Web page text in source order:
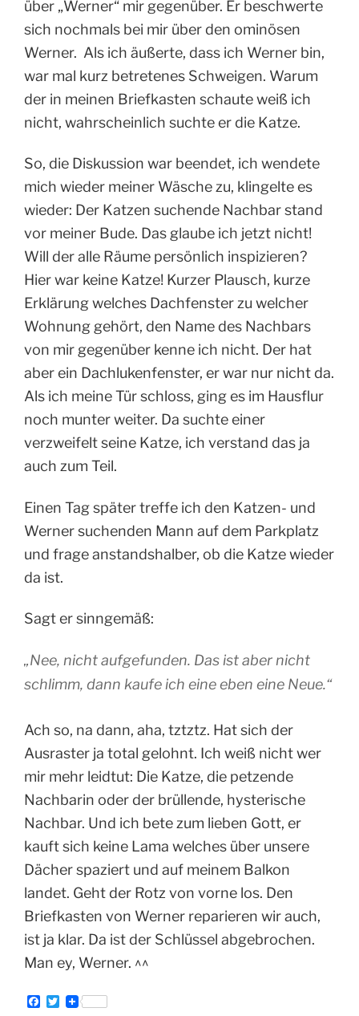
über „Werner“ mir gegenüber. Er beschwerte
sich nochmals bei mir über den ominösen
Werner. Als ich äußerte, dass ich Werner bin,
war mal kurz betretenes Schweigen. Warum
der in meinen Briefkasten schaute weiß ich
nicht, wahrscheinlich suchte er die Katze.
So, die Diskussion war beendet, ich wendete
mich wieder meiner Wäsche zu, klingelte es
wieder: Der Katzen suchende Nachbar stand
vor meiner Bude. Das glaube ich jetzt nicht!
Will der alle Räume persönlich inspizieren?
Hier war keine Katze! Kurzer Plausch, kurze
Erklärung welches Dachfenster zu welcher
Wohnung gehört, den Name des Nachbars
von mir gegenüber kenne ich nicht. Der hat
aber ein Dachlukenfenster, er war nur nicht da.
Als ich meine Tür schloss, ging es im Hausflur
noch munter weiter. Da suchte einer
verzweifelt seine Katze, ich verstand das ja
auch zum Teil.
Einen Tag später treffe ich den Katzen- und
Werner suchenden Mann auf dem Parkplatz
und frage anstandshalber, ob die Katze wieder
da ist.
Sagt er sinngemäß:
„Nee, nicht aufgefunden. Das ist aber nicht
schlimm, dann kaufe ich eine eben eine Neue.“
Ach so, na dann, aha, tztztz. Hat sich der
Ausraster ja total gelohnt. Ich weiß nicht wer
mir mehr leidtut: Die Katze, die petzende
Nachbarin oder der brüllende, hysterische
Nachbar. Und ich bete zum lieben Gott, er
kauft sich keine Lama welches über unsere
Dächer spaziert und auf meinem Balkon
landet. Geht der Rotz von vorne los. Den
Briefkasten von Werner reparieren wir auch,
ist ja klar. Da ist der Schlüssel abgebrochen.
Man ey, Werner. ^^
F
T